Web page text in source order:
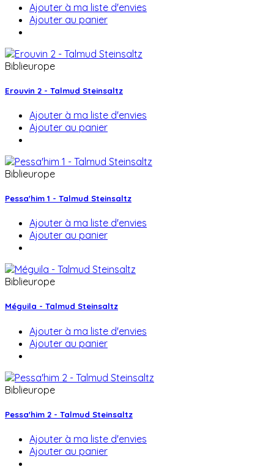
Ajouter à ma liste d'envies
Ajouter au panier
Biblieurope
Erouvin 2 - Talmud Steinsaltz
Ajouter à ma liste d'envies
Ajouter au panier
Biblieurope
Pessa'him 1 - Talmud Steinsaltz
Ajouter à ma liste d'envies
Ajouter au panier
Biblieurope
Méguila - Talmud Steinsaltz
Ajouter à ma liste d'envies
Ajouter au panier
Biblieurope
Pessa'him 2 - Talmud Steinsaltz
Ajouter à ma liste d'envies
Ajouter au panier